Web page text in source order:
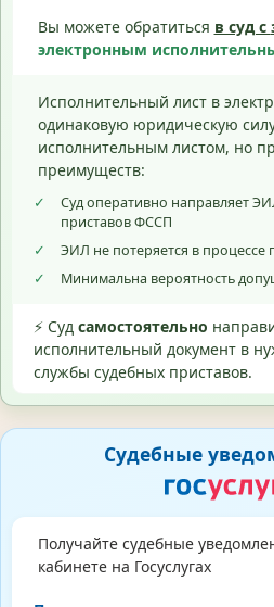
Вы можете обратиться в суд с
электронным
Исполнительный лист в
одинаковую юридическую
исполнительным листом, но
преимуществ:
✓
Суд оперативно направляет
приставов ФССП
✓
ЭИЛ не потеряется в процессе
✓
Минимальна вероятность
⚡ Суд самостоятельно
исполнительный документ в
службы судебных приставов.
Судебные
Получайте судебные
кабинете на Госуслугах